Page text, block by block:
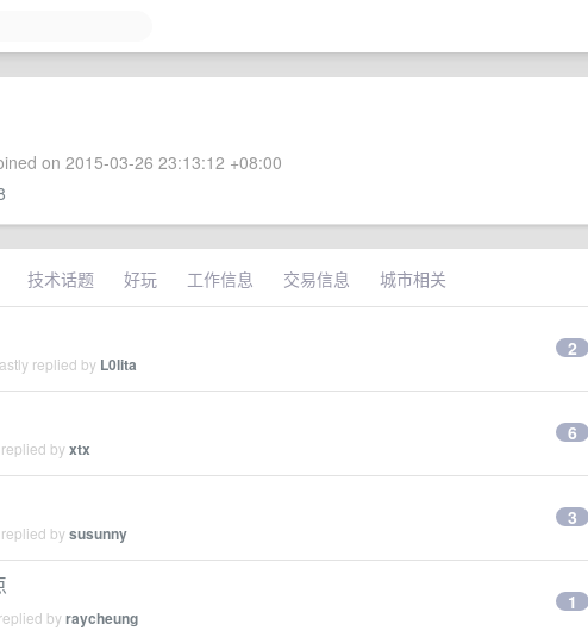
on 2015-03-26 23:13:12 +08:00
技术话题 好玩 工作信息 交易信息 城市相关
replied by L0lita
2
byxtx
6
bysusunny
3
byraycheung
1